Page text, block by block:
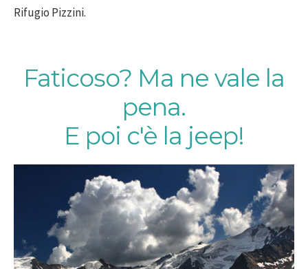
Rifugio Pizzini.
Faticoso? Ma ne vale la
pena.
E poi c'è la jeep!